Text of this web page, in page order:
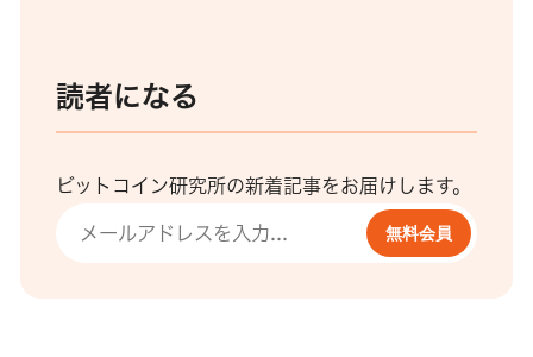
読者になる
ビットコイン研究所の新着記事をお届けします。
無料会員